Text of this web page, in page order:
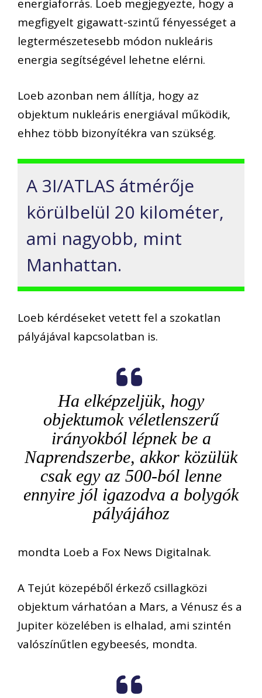
energiaforrás. Loeb megjegyezte, hogy a
megfigyelt gigawatt-szintű fényességet a
legtermészetesebb módon nukleáris
energia segítségével lehetne elérni.
Loeb azonban nem állítja, hogy az
objektum nukleáris energiával működik,
ehhez több bizonyítékra van szükség.
A 3I/ATLAS átmérője
körülbelül 20 kilométer,
ami nagyobb, mint
Manhattan.
Loeb kérdéseket vetett fel a szokatlan
pályájával kapcsolatban is.
Ha elképzeljük, hogy
objektumok véletlenszerű
irányokból lépnek be a
Naprendszerbe, akkor közülük
csak egy az 500-ból lenne
ennyire jól igazodva a bolygók
pályájához
mondta Loeb a Fox News Digitalnak.
A Tejút közepéből érkező csillagközi
objektum várhatóan a Mars, a Vénusz és a
Jupiter közelében is elhalad, ami szintén
valószínűtlen egybeesés, mondta.